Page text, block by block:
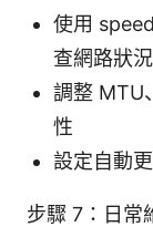
使用
查網路狀況
調整 MTU
性
設定自動
步驟 7：日常